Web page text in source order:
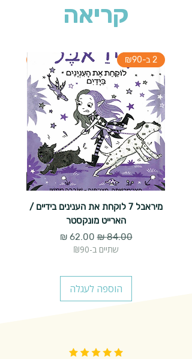
קריאה
2 ב-₪90
מיראבל 7 לוקחת את הענינים בידיים /
הארייט מונקסטר
מחיר רגיל‏84.00 ‏₪ מחיר מבצע
שתיים ב-₪90
הוספה לעגלה